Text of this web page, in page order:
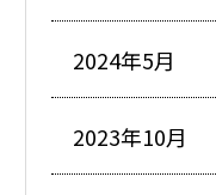
2024年5月
2023年10月